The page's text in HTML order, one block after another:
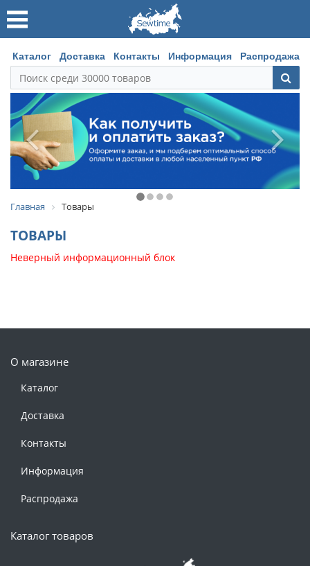
Каталог Доставка Контакты Информация Распродажа
Главная Товары
ТОВАРЫ
Неверный информационный блок
О магазине
Каталог
Доставка
Контакты
Информация
Распродажа
Каталог товаров